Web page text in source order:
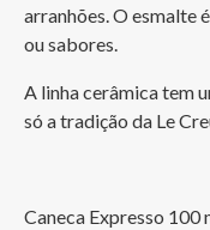
arranhões. O esmalte
ou sabores.
A linha cerâmica tem
só a tradição da Le
Caneca Expresso